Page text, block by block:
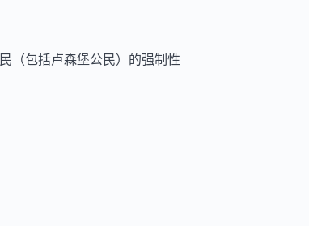
（包括卢森堡公民）的强制性